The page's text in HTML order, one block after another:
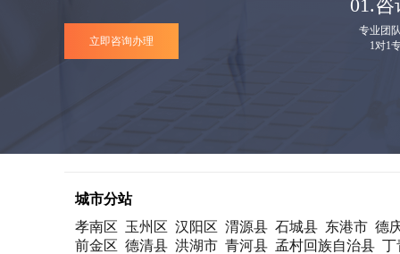
立即咨询办理
01.咨
专业团
1对1
城市分站
孝南区 玉州区 汉阳区 渭源县 石城县 东港市 德
前金区 德清县 洪湖市 青河县 孟村回族自治县 丁